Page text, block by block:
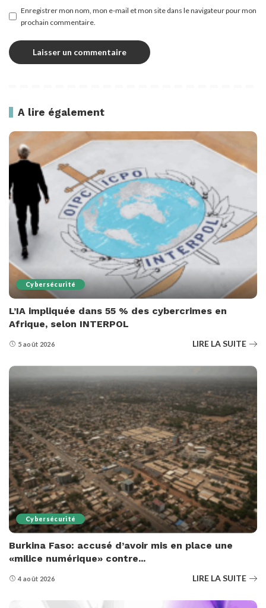
Enregistrer mon nom, mon e-mail et mon site dans le navigateur pour mon
prochain commentaire.
A lire également
Cybersécurité
L’IA impliquée dans 55 % des cybercrimes en
Afrique, selon INTERPOL
5 août 2026 LIRE LA SUITE
Cybersécurité
Burkina Faso: accusé d’avoir mis en place une
«milice numérique» contre...
4 août 2026 LIRE LA SUITE